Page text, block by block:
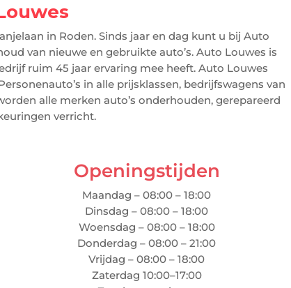
in Roden. Sinds jaar en dag kunt u bij Auto
van nieuwe en gebruikte auto’s. Auto Louwes is
ruim 45 jaar ervaring mee heeft. Auto Louwes
in alle prijsklassen, bedrijfswagens van
alle merken auto’s onderhouden, gerepareerd
verricht.
Openingstijden
Maandag – 08:00 – 18:00
Dinsdag – 08:00 – 18:00
Woensdag – 08:00 – 18:00
Donderdag – 08:00 – 21:00
Vrijdag – 08:00 – 18:00
Zaterdag 10:00–17:00